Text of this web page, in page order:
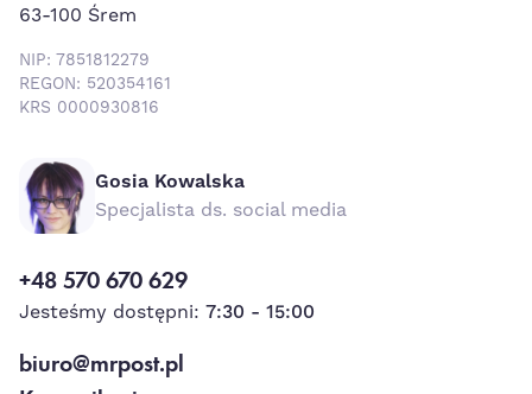
63-100 Śrem
NIP: 7851812279
REGON: 520354161
KRS 0000930816
Gosia Kowalska
Specjalista ds. social media
+48 570 670 629
Jesteśmy dostępni: 7:30 - 15:00
biuro@mrpost.pl